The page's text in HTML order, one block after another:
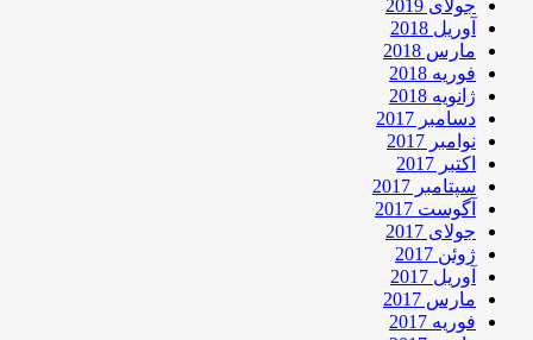
جولای 2019
آوریل 2018
مارس 2018
فوریه 2018
ژانویه 2018
دسامبر 2017
نوامبر 2017
اکتبر 2017
سپتامبر 2017
آگوست 2017
جولای 2017
ژوئن 2017
آوریل 2017
مارس 2017
فوریه 2017